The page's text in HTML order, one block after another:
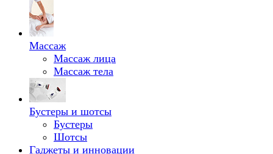
Массаж
Массаж лица
Массаж тела
Бустеры и шотсы
Бустеры
Шотсы
Гаджеты и инновации